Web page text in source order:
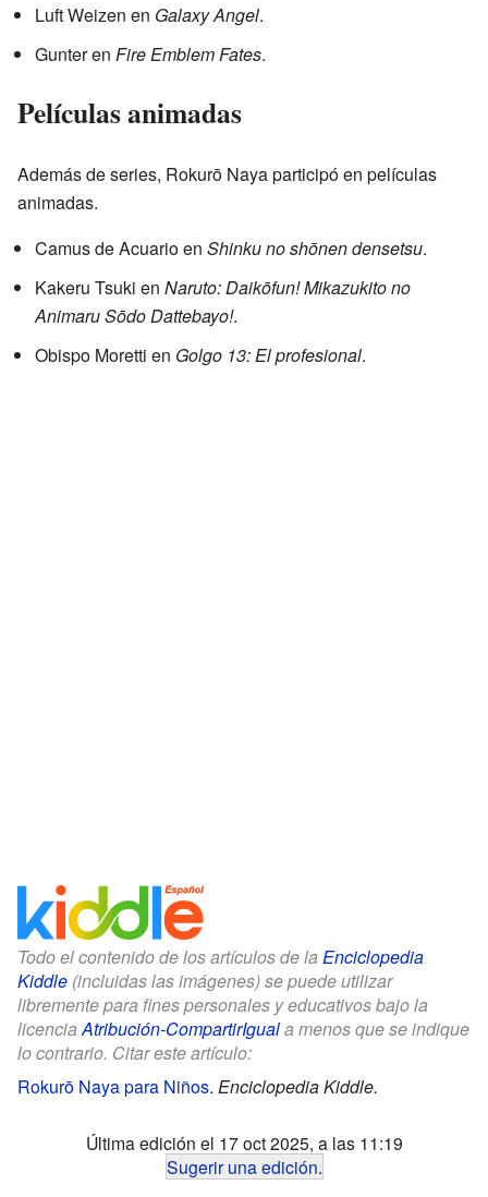
Luft Weizen en Galaxy Angel.
Gunter en Fire Emblem Fates.
Películas animadas
Además de series, Rokurō Naya participó en películas
animadas.
Camus de Acuario en Shinku no shōnen densetsu.
Kakeru Tsuki en Naruto: Daikōfun! Mikazukito no
Animaru Sōdo Dattebayo!.
Obispo Moretti en Golgo 13: El profesional.
Todo el contenido de los artículos de la Enciclopedia
Kiddle (incluidas las imágenes) se puede utilizar
libremente para fines personales y educativos bajo la
licenciaAtribución-CompartirIguala menos que se indique
lo contrario. Citar este artículo:
Rokurō Naya para Niños. Enciclopedia Kiddle.
Última edición el 17 oct 2025, a las 11:19
Sugerir una edición.